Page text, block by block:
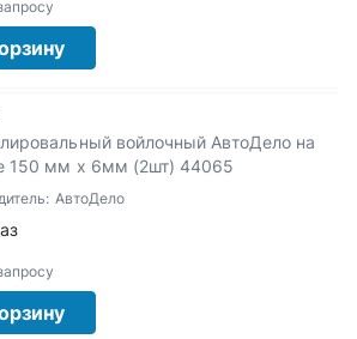
войлочный АвтоДело на
150 мм х 6мм (2шт) 44065
АвтоДело